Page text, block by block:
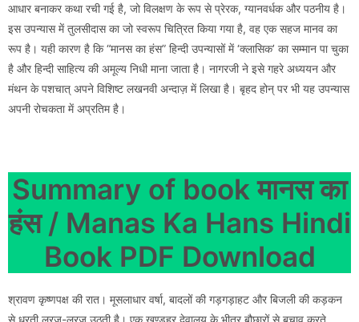
आधार बनाकर कथा रची गई है, जो विलक्षण के रूप से प्रेरक, ग्यानवर्धक और पठनीय है।
इस उपन्यास में तुलसीदास का जो स्वरूप चित्रित किया गया है, वह एक सहज मानव का
रूप है। यही कारण है कि “मानस का हंस” हिन्दी उपन्यासों में ‘क्लासिक’ का सम्मान पा चुका
है और हिन्दी साहित्य की अमूल्य निधी माना जाता है। नागरजी ने इसे गहरे अध्ययन और
मंथन के पशचात् अपने विशिष्ट लखनवी अन्दाज़ में लिखा है। बृहद होन् पर भी यह उपन्यास
अपनी रोचकता में अप्रतिम है।
Summary of book मानस का
हंस / Manas Ka Hans Hindi
Book PDF Download
श्रावण कृष्णपक्ष की रात। मूसलाधार वर्षा, बादलों की गड़गड़ाहट और बिजली की कड़कन
से धरती लरज़-लरज़ उठती है। एक खण्डहर देवालय के भीतर बौछारों से बचाव करते